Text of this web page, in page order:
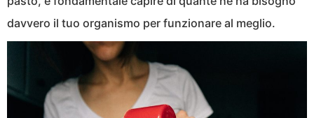
davvero il tuo organismo per funzionare al meglio.